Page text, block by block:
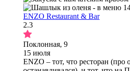
ENZO Restaurant & Bar
2.3
Поклонная, 9
15 июля
ENZO – тот, что ресторан (про